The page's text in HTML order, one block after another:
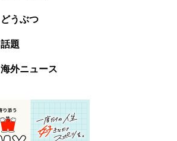
どうぶつ
話題
海外ニュース